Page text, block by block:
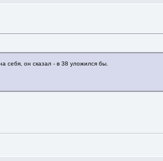
себя, он сказал - в 38 уложился бы.